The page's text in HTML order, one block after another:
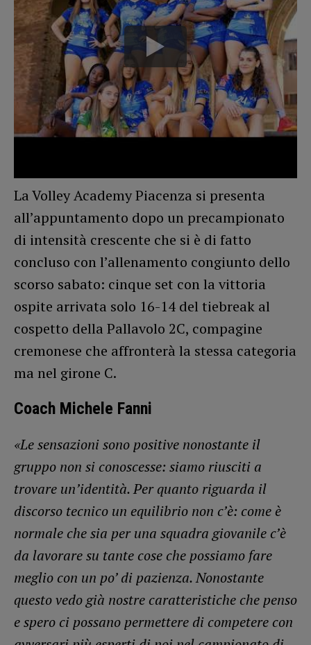
La Volley Academy Piacenza si presenta
all’appuntamento dopo un precampionato
di intensità crescente che si è di fatto
concluso con l’allenamento congiunto dello
scorso sabato: cinque set con la vittoria
ospite arrivata solo 16-14 del tiebreak al
cospetto della Pallavolo 2C, compagine
cremonese che affronterà la stessa categoria
ma nel girone C.
Coach Michele Fanni
«Le sensazioni sono positive nonostante il
gruppo non si conoscesse: siamo riusciti a
trovare un’identità. Per quanto riguarda il
discorso tecnico un equilibrio non c’è: come è
normale che sia per una squadra giovanile c’è
da lavorare su tante cose che possiamo fare
meglio con un po’ di pazienza. Nonostante
questo vedo già nostre caratteristiche che penso
e spero ci possano permettere di competere con